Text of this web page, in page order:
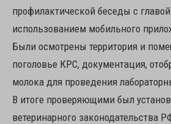
профилактической беседы с
использованием мобильного
Были осмотрены территория и
поголовье КРС, документация,
молока для проведения
В итоге проверяющими был
ветеринарного законодательства